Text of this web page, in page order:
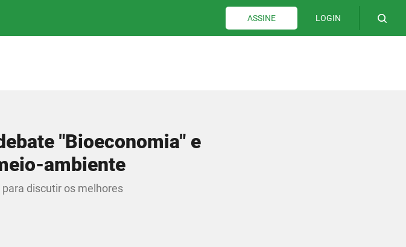
ASSINE LOGIN
"Bioeconomia" e
ambiente
discutir os melhores